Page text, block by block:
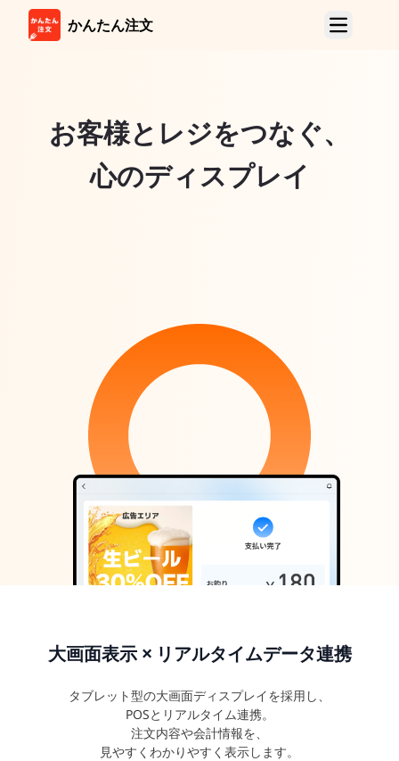
かんたん注文
製品紹介
モバイルオーダー
タブレットオーダー(TTO)
LINE店内&店外
店外注文管理端末
全国代理店募集受付中
ニュース
お問い合わせ
お客様とレジをつなぐ、
心のディスプレイ
大画面表示 × リアルタイムデータ連携
タブレット型の大画面ディスプレイを採用し、
POSとリアルタイム連携。
注文内容や会計情報を、
見やすくわかりやすく表示します。